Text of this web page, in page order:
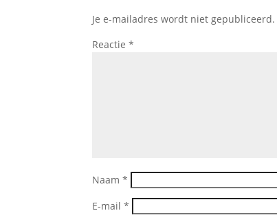
Je e-mailadres wordt niet gepubliceerd.
Reactie*
Naam*
E-mail*